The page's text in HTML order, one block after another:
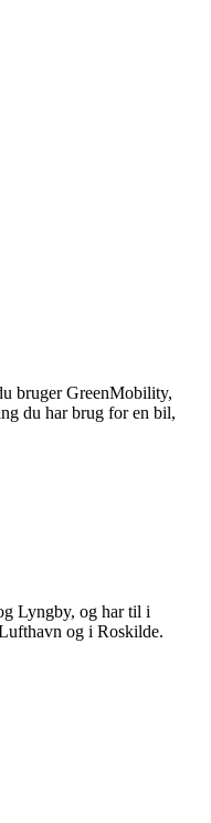
bruger GreenMobility,
du har brug for en bil,
Lyngby, og har til i
og i Roskilde.